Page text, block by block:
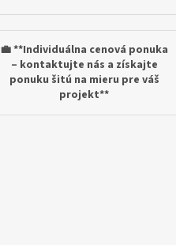
💼 **Individuálna cenová ponuka
– kontaktujte nás a získajte
ponuku šitú na mieru pre váš
projekt**